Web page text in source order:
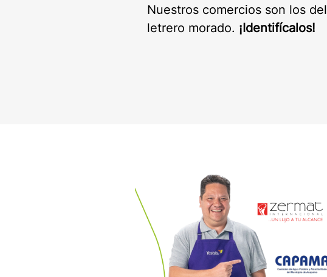
Nuestros comercios son los del
letrero morado. ¡Identifícalos!